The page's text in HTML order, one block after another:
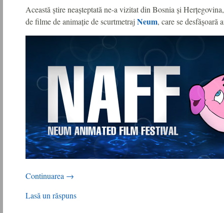
Această știre neașteptată ne-a vizitat din Bosnia și
de filme de animație de scurtmetraj Neum, care se desfășoară
Continuarea →
Lasă un răspuns